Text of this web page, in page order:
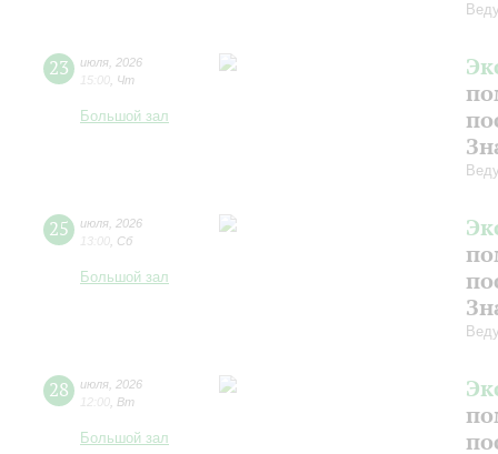
23 июля 2026
15:00 Чт
Большой зал
25 июля 2026
13:00 Сб
Большой зал
28 июля 2026
12:00 Вт
Большой зал